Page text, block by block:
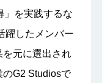
」を実践するな
躍したメンバー
元に選出され
G2 Studiosで